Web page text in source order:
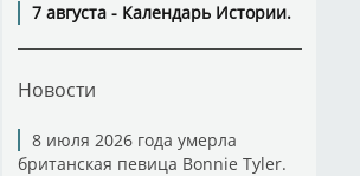
7 августа - Календарь Истории.
Новости
8 июля 2026 года умерла
британская певица Bonnie Tyler.